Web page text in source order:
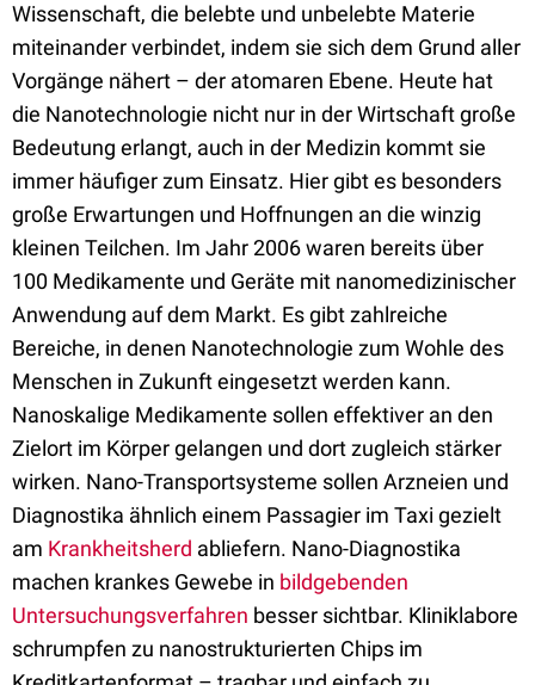
Wissenschaft, die belebte und unbelebte Materie
miteinander verbindet, indem sie sich dem Grund aller
Vorgänge nähert – der atomaren Ebene. Heute hat
die Nanotechnologie nicht nur in der Wirtschaft große
Bedeutung erlangt, auch in der Medizin kommt sie
immer häufiger zum Einsatz. Hier gibt es besonders
große Erwartungen und Hoffnungen an die winzig
kleinen Teilchen. Im Jahr 2006 waren bereits über
100 Medikamente und Geräte mit nanomedizinischer
Anwendung auf dem Markt. Es gibt zahlreiche
Bereiche, in denen Nanotechnologie zum Wohle des
Menschen in Zukunft eingesetzt werden kann.
Nanoskalige Medikamente sollen effektiver an den
Zielort im Körper gelangen und dort zugleich stärker
wirken. Nano-Transportsysteme sollen Arzneien und
Diagnostika ähnlich einem Passagier im Taxi gezielt
am Krankheitsherd abliefern. Nano-Diagnostika
machen krankes Gewebe in bildgebenden
Untersuchungsverfahren besser sichtbar. Kliniklabore
schrumpfen zu nanostrukturierten Chips im